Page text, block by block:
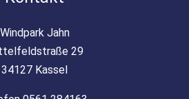
Windpark Jahn
29
34127 Kassel